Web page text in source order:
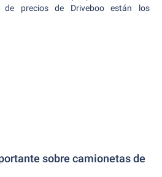
de precios de Driveboo están los
sobre camionetas de